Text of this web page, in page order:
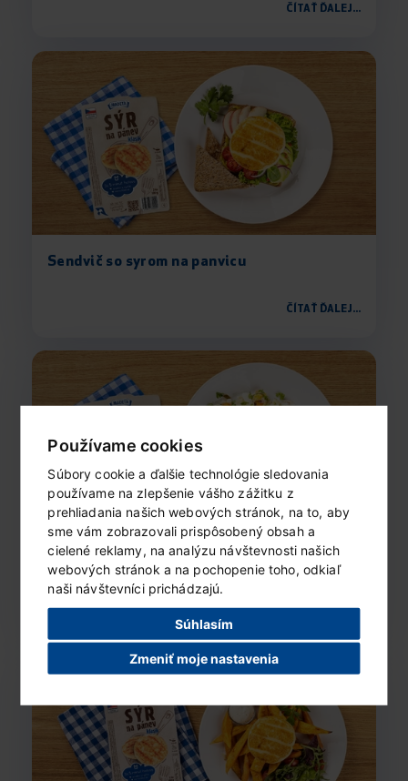
Používame cookies
Súbory cookie a ďalšie technológie sledovania
používame na zlepšenie vášho zážitku z
prehliadania našich webových stránok, na to, aby
sme vám zobrazovali prispôsobený obsah a
cielené reklamy, na analýzu návštevnosti našich
webových stránok a na pochopenie toho, odkiaľ
naši návštevníci prichádzajú.
Súhlasím
Zmeniť moje nastavenia
ČÍTAŤ ĎALEJ...
Sendvič so syrom na panvicu
ČÍTAŤ ĎALEJ...
Syr na panvicu so zemiakovým šalátom
ČÍTAŤ ĎALEJ...